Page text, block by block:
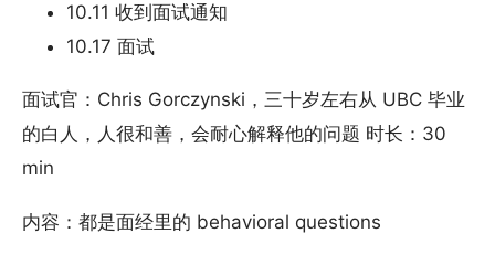
10.11 收到面试通知
10.17 面试
面试官：Chris Gorczynski，三十岁左右从 UBC 毕业
的白人，人很和善，会耐心解释他的问题 时长：30
min
内容：都是面经里的 behavioral questions